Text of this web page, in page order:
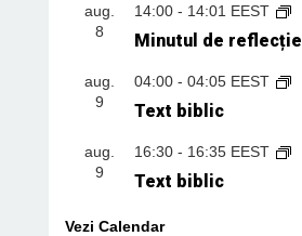
aug.
8
14:00- 14:01 EEST
Minutul de reflecție
aug.
9
04:00- 04:05 EEST
Text biblic
aug.
9
16:30- 16:35 EEST
Text biblic
Vezi Calendar